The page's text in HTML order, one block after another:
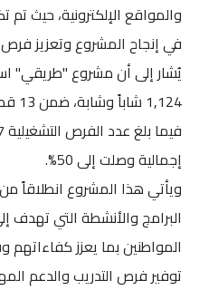
في إنجاح المشروع وتعزيز
يُشار إلى أن مشروع "طريقي"
إجمالية وصلت إلى 50%.
ويأتي هذا المشروع انطلاقاً
البرامج والأنشطة التي تهدف
المواطنين بما يعزز كفاءاتهم
توفير فرص التدريب والدعم